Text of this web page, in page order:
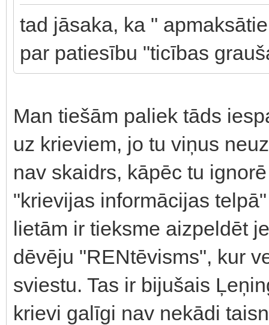
tad jāsaka, ka "
par patiesību "ticības
Man tiešām paliek tāds
uz krieviem, jo tu viņus
nav skaidrs, kāpēc tu
"krievijas informācijas
lietām ir tieksme aizpeldēt
dēvēju "RENtēvisms", kur
sviestu. Tas ir bijušais
krievi galīgi nav nekādi